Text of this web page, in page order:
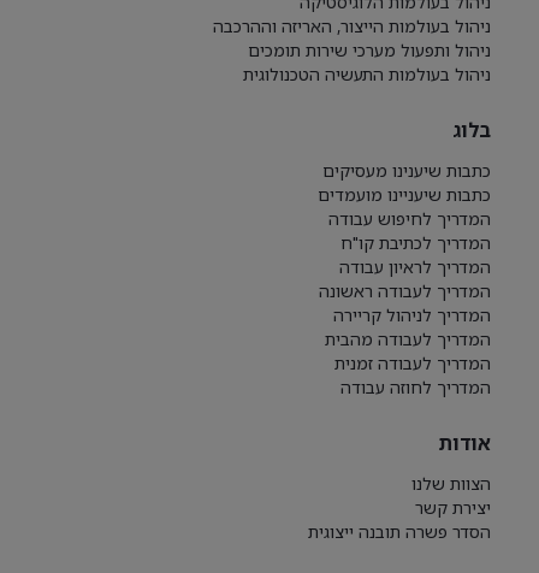
ניהול בעולמות הייצור, האריזה וההרכבה
ניהול ותפעול מערכי שירות תומכים
ניהול בעולמות התעשיה הטכנולוגית
בלוג
כתבות שיענינו מעסיקים
כתבות שיעניינו מועמדים
המדריך לחיפוש עבודה
המדריך לכתיבת קו"ח
המדריך לראיון עבודה
המדריך לעבודה ראשונה
המדריך לניהול קריירה
המדריך לעבודה מהבית
המדריך לעבודה זמנית
המדריך לחוזה עבודה
אודות
הצוות שלנו
יצירת קשר
הסדר פשרה תובנה ייצוגית